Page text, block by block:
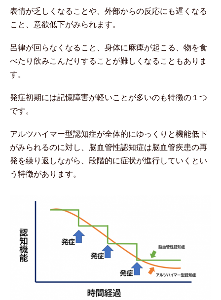
表情が乏しくなることや、外部からの反応にも遅くなる
こと、意欲低下がみられます。
呂律が回らなくなること、身体に麻痺が起こる、物を食
べたり飲みこんだりすることが難しくなることもありま
す。
発症初期には記憶障害が軽いことが多いのも特徴の１つ
です。
アルツハイマー型認知症が全体的にゆっくりと機能低下
がみられるのに対し、脳血管性認知症は脳血管疾患の再
発を繰り返しながら、段階的に症状が進行していくとい
う特徴があります。